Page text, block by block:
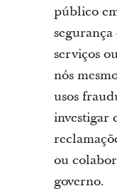
público
serviços
nós
usos
investigar
ou
governo.